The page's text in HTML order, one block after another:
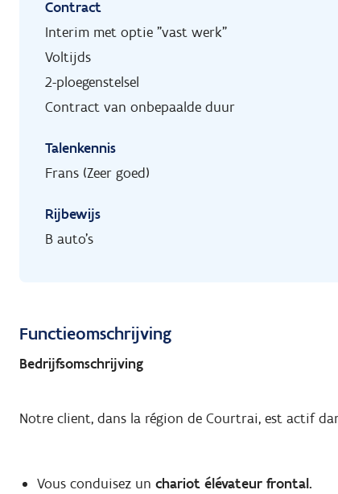
Contract
Interim met optie "vast werk"
Voltijds
2-ploegenstelsel
Contract van onbepaalde duur
Talenkennis
Frans (Zeer goed)
Rijbewijs
B auto's
Functieomschrijving
Bedrijfsomschrijving
Notre client, dans la région de Courtrai, est actif
Vous conduisez un chariot élévateur frontal.